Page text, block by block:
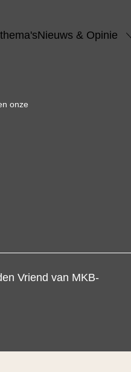
Nieuws & Opinie
onze
Vriend van MKB-